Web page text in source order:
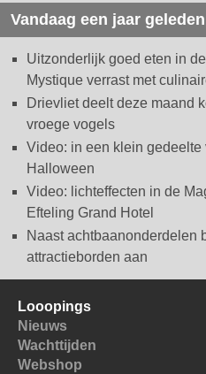
Vandaag een jaar geleden
Uitzonderlijk goed eten in
Mystique verrast met
Drievliet deelt deze maand
vroege vogels
Video: in een klein gedeelte
Halloween
Video: lichteffecten in de
Efteling Grand Hotel
Naast achtbaanonderdelen
attractieborden aan
Looopings
Nieuws
Wachttijden
Webshop